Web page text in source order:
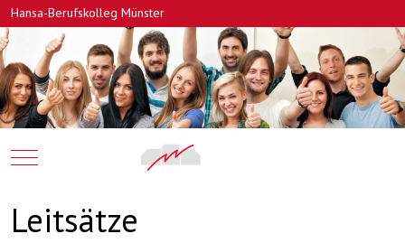
Hansa-Berufskolleg Münster
Mobile Menu Toggle
Leitsätze